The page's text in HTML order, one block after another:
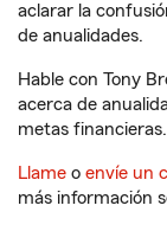
aclarar la
de anualidades.
Hable con Tony
acerca de
metas financieras.
Llame o envíe un
más información